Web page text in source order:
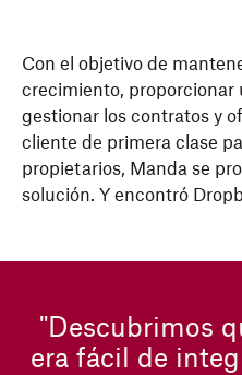
Con el objetivo de
crecimiento, proporcionar
gestionar los contratos y
cliente de primera clase
propietarios, Manda se
solución. Y encontró
"Descubrimos
era fácil de